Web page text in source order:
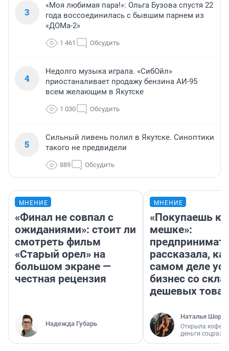
3
«Моя любимая пара!»: Ольга Бузова спустя 22
года воссоединилась с бывшим парнем из
«ДОМа-2»
1 461 Обсудить
4
Недолго музыка играла. «СибОйл»
приостаналивает продажу бензина АИ-95
всем желающим в Якутске
1 030 Обсудить
5
Сильный ливень полил в Якутске. Синоптики
такого не предвидели
889 Обсудить
МНЕНИЕ
«Финал не совпал с
ожиданиями»: стоит ли
смотреть фильм
«Старый орел» на
большом экране —
честная рецензия
Надежда Губарь
МНЕНИЕ
«Покупаешь
мешке»:
рассказала,
самом деле
бизнес со
дешевых
Наталья
Открыла
деньги